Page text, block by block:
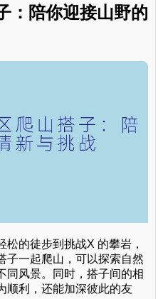
：陪你迎接山野的
的徒步到挑战X 的攀岩，
子一起爬山，可以探索自然
同风景。同时，搭子间的相
顺利，还能加深彼此的友